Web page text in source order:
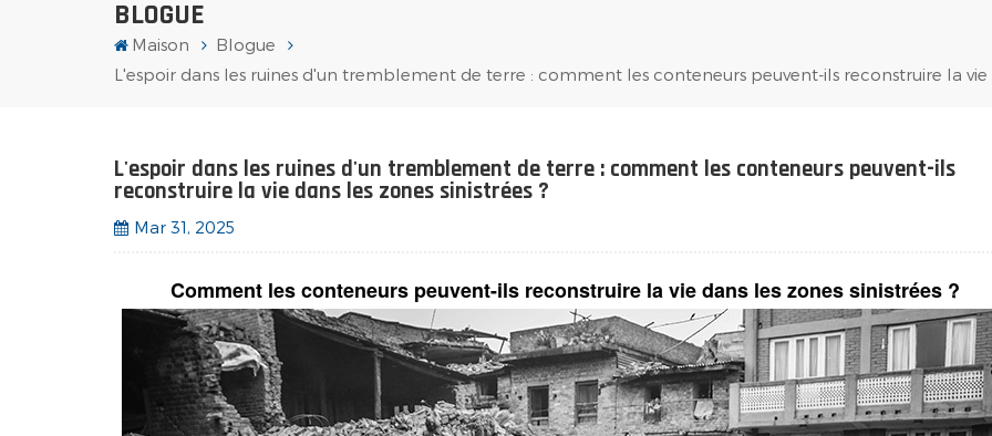
BLOGUE
Maison
Blogue
L'espoir dans les ruines d'un tremblement de terre : comment les conteneurs peuvent-ils reconstruire la vie
L'espoir dans les ruines d'un tremblement de terre : comment les conteneurs peuvent-ils
reconstruire la vie dans les zones sinistrées ?
Mar 31, 2025
Comment les conteneurs peuvent-ils reconstruire la vie dans les zones sinistrées ?